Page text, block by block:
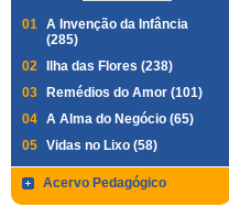
01 A Invenção da Infância
(285)
02
Ilha das Flores (238)
03
Remédios do Amor (101)
04 A Alma do Negócio (65)
05 Vidas no Lixo (58)
Acervo Pedagógico